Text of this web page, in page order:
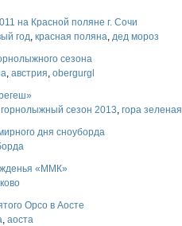
на Красной поляне г. Сочи
год, красная поляна, дед мороз
сезона
, австрия, obergurgl
горнолыжный сезон 2013, гора зеленая
дня сноуборда
«ММК»
Орсо в Аосте
, аоста